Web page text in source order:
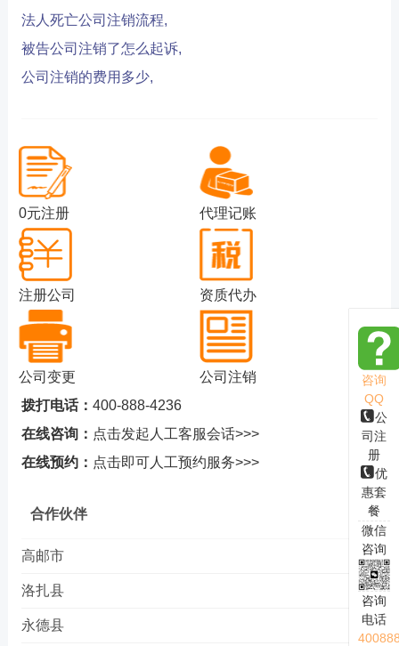
法人死亡公司注销流程,
被告公司注销了怎么起诉,
公司注销的费用多少,
0元注册 代理记账
注册公司 资质代办
公司变更
公司注销
拨打电话： 400-888-4236
在线咨询： 点击发起人工客服会话>>>
在线预约： 点击即可人工预约服务>>>
合作伙伴
高邮市
洛扎县
永德县
咨询
QQ
公
司注
册
优
惠套
餐
微信
咨询
咨询
电话